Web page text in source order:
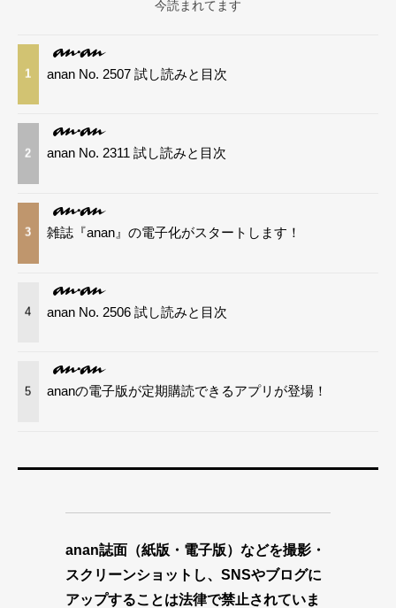
今読まれてます
1 anan No. 2507 試し読みと目次
2 anan No. 2311 試し読みと目次
3 雑誌『anan』の電子化がスタートします！
4 anan No. 2506 試し読みと目次
5 ananの電子版が定期購読できるアプリが登場！
anan誌面（紙版・電子版）などを撮影・
スクリーンショットし、SNSやブログに
アップすることは法律で禁止されていま